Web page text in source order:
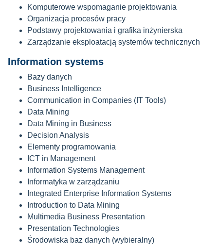
Komputerowe wspomaganie projektowania
Organizacja procesów pracy
Podstawy projektowania i grafika inżynierska
Zarządzanie eksploatacją systemów technicznych
Information systems
Bazy danych
Business Intelligence
Communication in Companies (IT Tools)
Data Mining
Data Mining in Business
Decision Analysis
Elementy programowania
ICT in Management
Information Systems Management
Informatyka w zarządzaniu
Integrated Enterprise Information Systems
Introduction to Data Mining
Multimedia Business Presentation
Presentation Technologies
Środowiska baz danych (wybieralny)